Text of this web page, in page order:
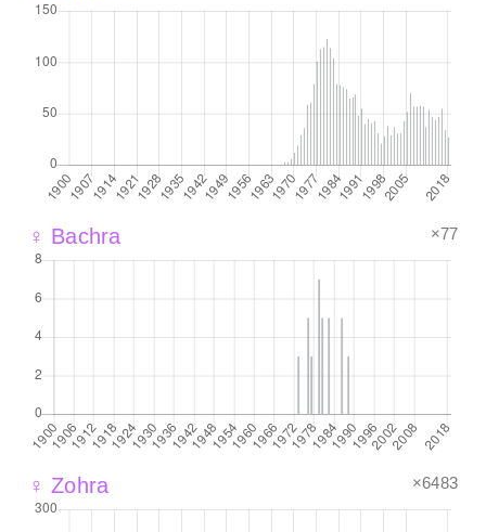
♀ Bachra ×77
♀ Zohra ×6483